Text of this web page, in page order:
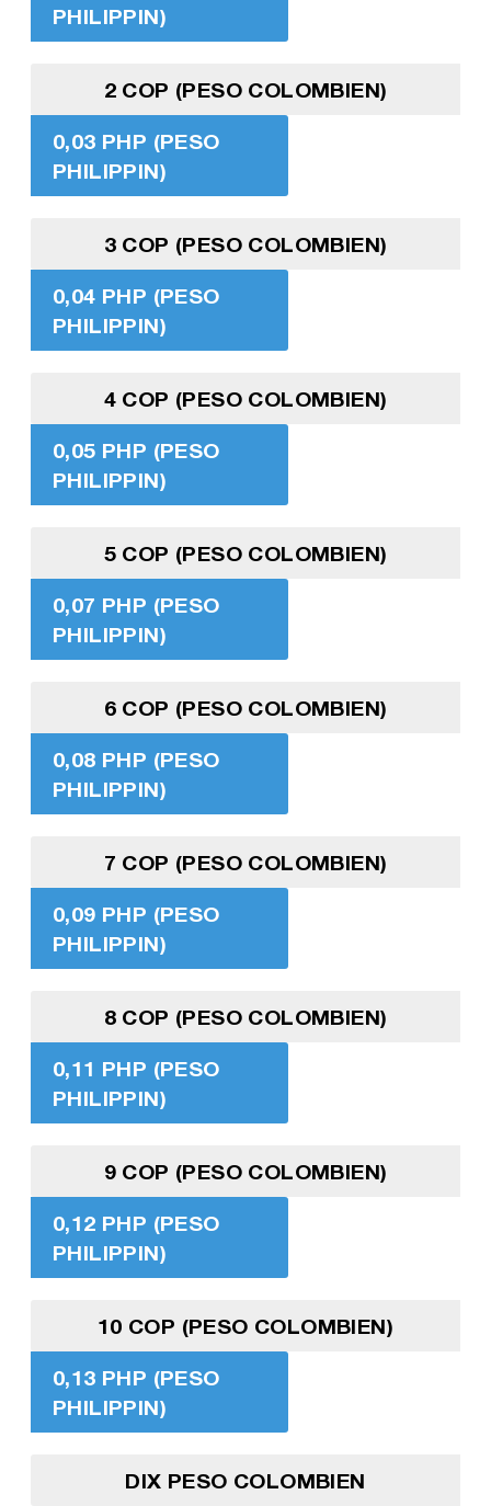
PHILIPPIN)
2 COP (PESO COLOMBIEN)
0,03 PHP (PESO
PHILIPPIN)
3 COP (PESO COLOMBIEN)
0,04 PHP (PESO
PHILIPPIN)
4 COP (PESO COLOMBIEN)
0,05 PHP (PESO
PHILIPPIN)
5 COP (PESO COLOMBIEN)
0,07 PHP (PESO
PHILIPPIN)
6 COP (PESO COLOMBIEN)
0,08 PHP (PESO
PHILIPPIN)
7 COP (PESO COLOMBIEN)
0,09 PHP (PESO
PHILIPPIN)
8 COP (PESO COLOMBIEN)
0,11 PHP (PESO
PHILIPPIN)
9 COP (PESO COLOMBIEN)
0,12 PHP (PESO
PHILIPPIN)
10 COP (PESO COLOMBIEN)
0,13 PHP (PESO
PHILIPPIN)
DIX PESO COLOMBIEN